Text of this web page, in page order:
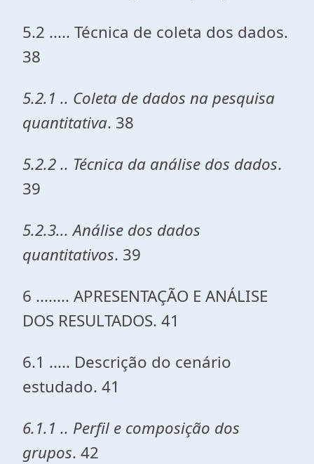
5.2 ..... Técnica de coleta dos dados.
38
5.2.1 .. Coleta de dados na pesquisa
quantitativa. 38
5.2.2 .. Técnica da análise dos dados.
39
5.2.3... Análise dos dados
quantitativos. 39
6 ........ APRESENTAÇÃO E ANÁLISE
DOS RESULTADOS. 41
6.1 ..... Descrição do cenário
estudado. 41
6.1.1 .. Perfil e composição dos
grupos. 42